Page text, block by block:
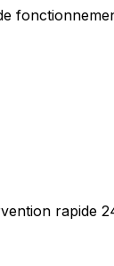
rapide